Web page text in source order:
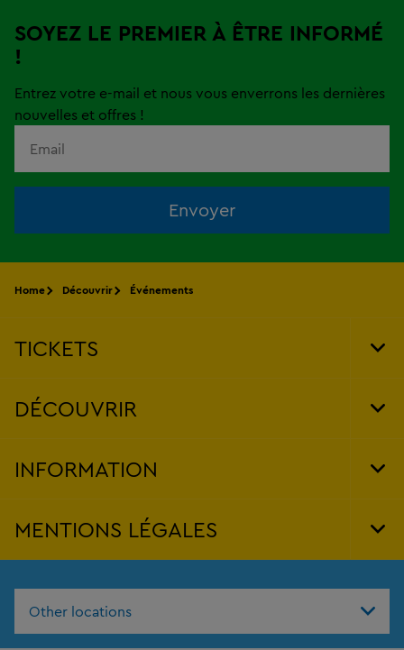
SOYEZ LE PREMIER À ÊTRE INFORMÉ
!
Entrez votre e-mail et nous vous enverrons les dernières
nouvelles et offres !
Envoyer
Other locations
Home Découvrir Événements
TICKETS
DÉCOUVRIR
INFORMATION
MENTIONS LÉGALES